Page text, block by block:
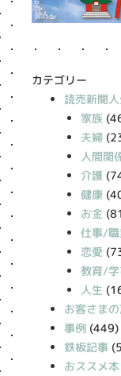
カテゴリー
読売新聞
家族
夫婦
人間関
介護
健康
お金
仕事/職
恋愛
教育/
人生
お客さま
事例 (449)
鉄板記事
おススメ